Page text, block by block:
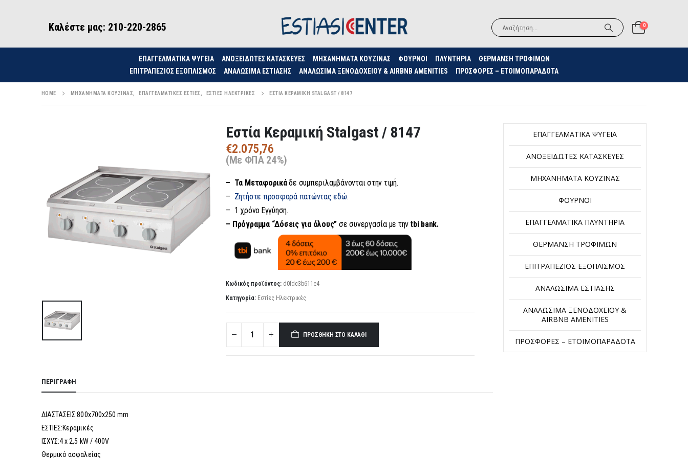
Καλέστε μας: 210-220-2865 0
ΕΠΑΓΓΕΛΜΑΤΙΚΑ ΨΥΓΕΙΑ ΑΝΟΞΕΊΔΩΤΕΣ ΚΑΤΑΣΚΕΥΈΣ ΜΗΧΑΝΉΜΑΤΑ ΚΟΥΖΊΝΑΣ ΦΟΥΡΝΟΙ ΠΛΥΝΤΗΡΙΑ
ΘΈΡΜΑΝΣΗ ΤΡΟΦΊΜΩΝ
ΕΠΙΤΡΑΠΈΖΙΟΣ ΕΞΟΠΛΙΣΜΌΣ
ΑΝΑΛΏΣΙΜΑ ΕΣΤΊΑΣΗΣ ΑΝΑΛΏΣΙΜΑ ΞΕΝΟΔΟΧΕΊΟΥ & AIRBNB AMENITIES ΠΡΟΣΦΟΡΈΣ – ΕΤΟΙΜΟΠΑΡΆΔΟΤΑ
HOME ΜΗΧΑΝΉΜΑΤΑ ΚΟΥΖΊΝΑΣ ΕΠΑΓΓΕΛΜΑΤΙΚΈΣ ΕΣΤΊΕΣ ΕΣΤΊΕΣ ΗΛΕΚΤΡΙΚΈΣ ΕΣΤΊΑ ΚΕΡΑΜΙΚΉ STALGAST / 8147
Εστία Κεραμική Stalgast / 8147
€2.075,76
(Με ΦΠΑ 24%)
– Τα Μεταφορικάδε συμπεριλαμβάνονται στην τιμή.
– Ζητήστε προσφορά πατώντας εδώ.
– 1 χρόνο Εγγύηση.
– Πρόγραμμα “Δόσεις για όλους” σε συνεργασία με την tbi bank.
Κωδικός προϊόντος: d0fdc3b611e4
Κατηγορία: Εστίες Ηλεκτρικές
ΠΡΟΣΘΉΚΗ ΣΤΟ ΚΑΛΆΘΙ
ΠΕΡΙΓΡΑΦΉ
ΔΙΑΣΤΑΣΕΙΣ:800x700x250 mm
ΕΣΤΙΕΣ:Κεραμικές
ΙΣΧΥΣ:4 x 2,5 kW / 400V
Θερμικό ασφαλείας
ΕΠΑΓΓΕΛΜΑΤΙΚΆ ΨΥΓΕΊΑ
ΑΝΟΞΕΊΔΩΤΕΣ ΚΑΤΑΣΚΕΥΈΣ
ΜΗΧΑΝΉΜΑΤΑ ΚΟΥΖΊΝΑΣ
ΦΟΎΡΝΟΙ
ΕΠΑΓΓΕΛΜΑΤΙΚΆ ΠΛΥΝΤΉΡΙΑ
ΘΈΡΜΑΝΣΗ ΤΡΟΦΊΜΩΝ
ΕΠΙΤΡΑΠΈΖΙΟΣ ΕΞΟΠΛΙΣΜΌΣ
ΑΝΑΛΏΣΙΜΑ ΕΣΤΊΑΣΗΣ
ΑΝΑΛΏΣΙΜΑ ΞΕΝΟΔΟΧΕΊΟΥ &
AIRBNB AMENITIES
ΠΡΟΣΦΟΡΈΣ – ΕΤΟΙΜΟΠΑΡΆΔΟΤΑ